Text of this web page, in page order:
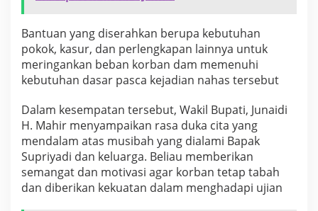
u
n
K
o
r
b
n
K
e
b
a
k
a
r
Bantuan yang diserahkan berupa kebutuhan
pokok, kasur, dan perlengkapan lainnya untuk
meringankan beban korban dam memenuhi
kebutuhan dasar pasca kejadian nahas tersebut
Dalam kesempatan tersebut, Wakil Bupati, Junaidi
H. Mahir menyampaikan rasa duka cita yang
mendalam atas musibah yang dialami Bapak
Supriyadi dan keluarga. Beliau memberikan
semangat dan motivasi agar korban tetap tabah
dan diberikan kekuatan dalam menghadapi ujian